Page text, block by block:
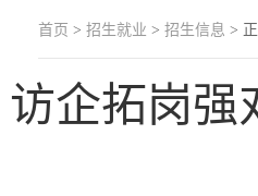
首页 > 招生就业 > 招生信息 >
访企拓岗强